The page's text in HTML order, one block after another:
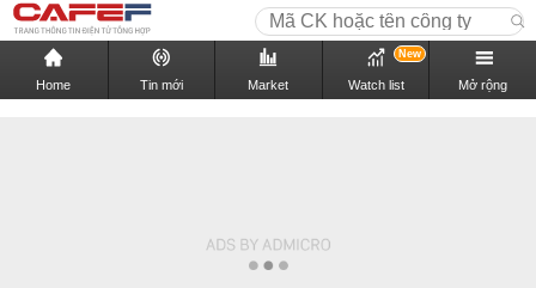
Home Tin mới Market Watch list
New
Mở rộng